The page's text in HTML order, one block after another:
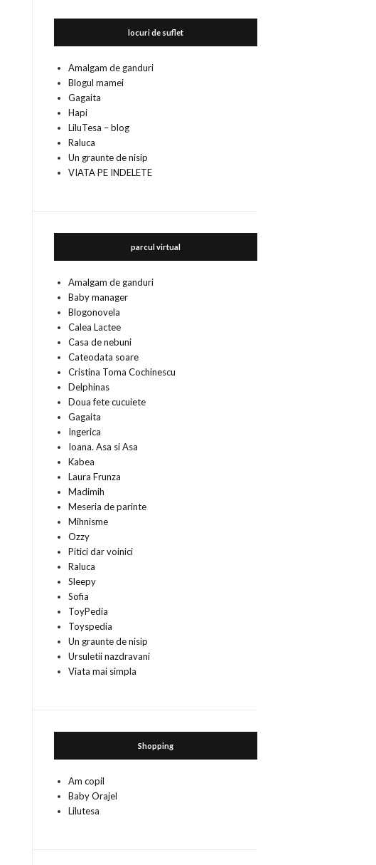
locuri de suflet
Amalgam de ganduri
Blogul mamei
Gagaita
Hapi
LiluTesa – blog
Raluca
Un graunte de nisip
VIATA PE INDELETE
parcul virtual
Amalgam de ganduri
Baby manager
Blogonovela
Calea Lactee
Casa de nebuni
Cateodata soare
Cristina Toma Cochinescu
Delphinas
Doua fete cucuiete
Gagaita
Ingerica
Ioana. Asa si Asa
Kabea
Laura Frunza
Madimih
Meseria de parinte
Mihnisme
Ozzy
Pitici dar voinici
Raluca
Sleepy
Sofia
ToyPedia
Toyspedia
Un graunte de nisip
Ursuletii nazdravani
Viata mai simpla
Shopping
Am copil
Baby Orajel
Lilutesa